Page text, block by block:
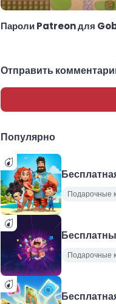
Пароли Patreon для
Отправить
Популярно
Подарочные
Подарочные